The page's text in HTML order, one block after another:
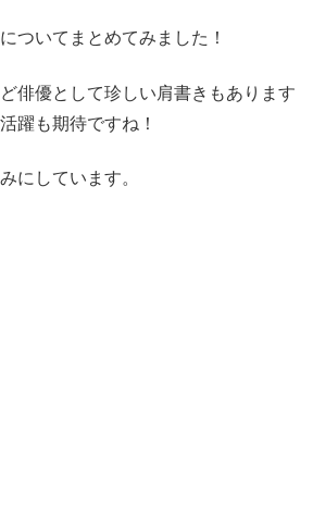
ついてまとめてみました！
俳優として珍しい肩書きもあります
躍も期待ですね！
にしています。